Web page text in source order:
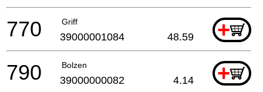
Griff +
770 39000001084 48.59
Bolzen +
790 39000000082 4.14